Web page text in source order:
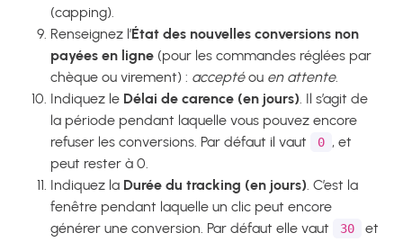
(capping).
Renseignez l’État des nouvelles conversions non
payées en ligne (pour les commandes réglées par
chèque ou virement) : acceptéou en attente.
Indiquez le Délai de carence (en jours). Il s’agit de
la période pendant laquelle vous pouvez encore
refuser les conversions. Par défaut il vaut
0 , et
peut rester à 0.
Indiquez la Durée du tracking (en jours). C’est la
fenêtre pendant laquelle un clic peut encore
générer une conversion. Par défaut elle vaut
30
et